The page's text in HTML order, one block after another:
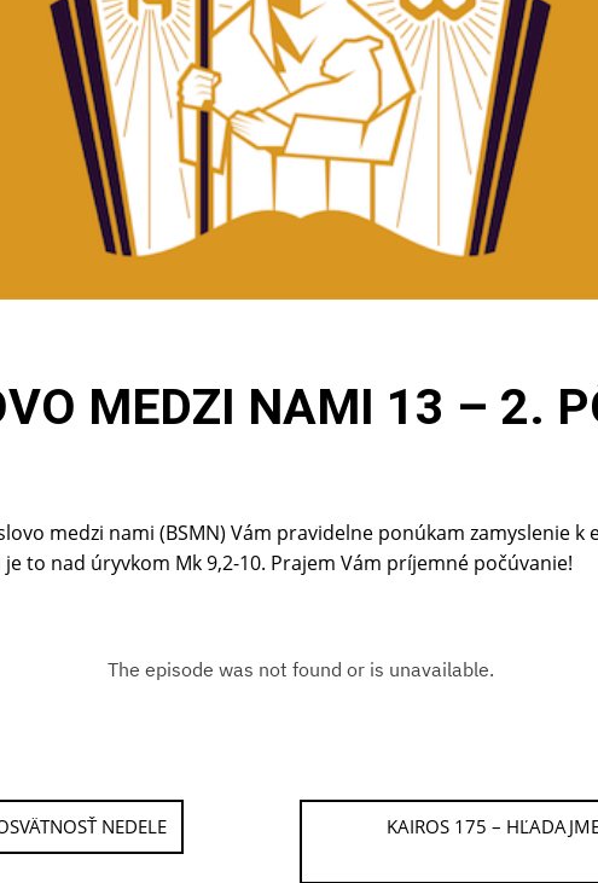
MEDZI NAMI 13 – 2.
medzi nami (BSMN) Vám pravidelne ponúkam zamyslenie k
to nad úryvkom Mk 9,2-10. Prajem Vám príjemné počúvanie!
NEDELE
KAIROS 175 –